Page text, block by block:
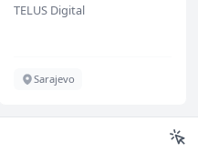
renommiertes
TELUS Digital
Sarajevo